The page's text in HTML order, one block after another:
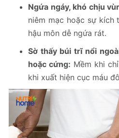
Ngứa ngáy, khó chịu
niêm mạc hoặc sự kích
hậu môn dễ ngứa rát.
Sờ thấy búi trĩ nổi
hoặc cứng: Mềm khi
khi xuất hiện cục máu